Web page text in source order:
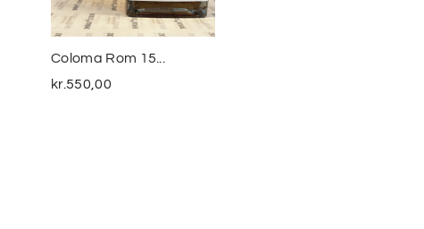
Coloma Rom 15...
kr.550,00